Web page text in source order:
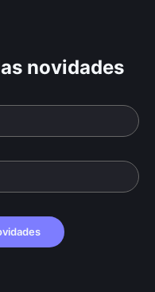
novidades